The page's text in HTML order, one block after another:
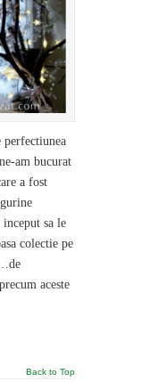
perfectiunea
am bucurat
a fost
sa le
colectie pe
aceste
Back to Top